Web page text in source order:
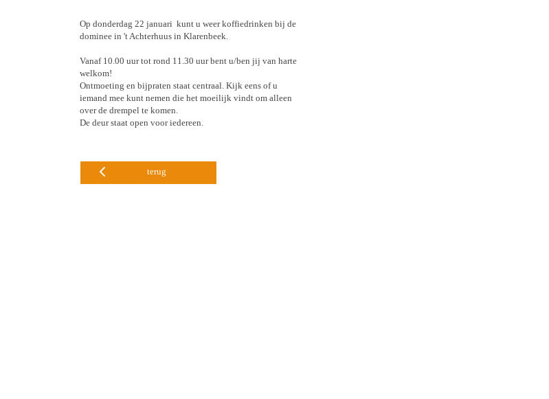
Op donderdag 22 januari kunt u weer koffiedrinken bij de
dominee in 't Achterhuus in Klarenbeek.
Vanaf 10.00 uur tot rond 11.30 uur bent u/ben jij van harte
welkom!
Ontmoeting en bijpraten staat centraal. Kijk eens of u
iemand mee kunt nemen die het moeilijk vindt om alleen
over de drempel te komen.
De deur staat open voor iedereen.
terug